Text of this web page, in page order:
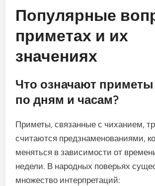
Популярные
приметах и их
значениях
Что означают
по дням и часам?
Приметы, связанные с чиханием,
считаются предзнаменованиями,
меняться в зависимости от
недели. В народных поверьях
множество интерпретаций: